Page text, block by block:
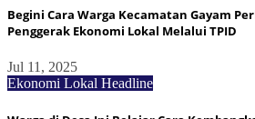
Begini Cara Warga Kecamatan Gayam
Penggerak Ekonomi Lokal Melalui TPID
Jul 11, 2025
Ekonomi Lokal Headline